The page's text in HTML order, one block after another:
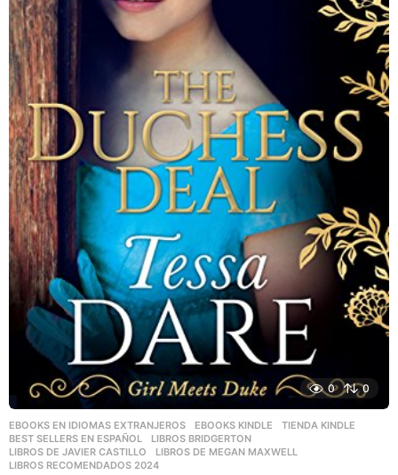
0 0
EBOOKS EN IDIOMAS EXTRANJEROS ,EBOOKS KINDLE ,TIENDA KINDLE
BEST SELLERS EN ESPAÑOL
,LIBROS BRIDGERTON
LIBROS DE JAVIER CASTILLO
,LIBROS DE MEGAN MAXWELL
LIBROS RECOMENDADOS 2024